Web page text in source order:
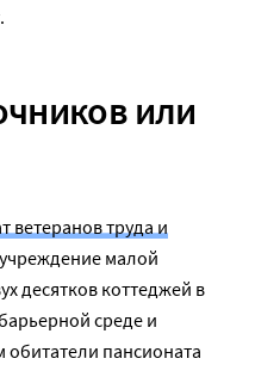
или
ветеранов труда и
малой
десятков коттеджей в
среде и
пансионата